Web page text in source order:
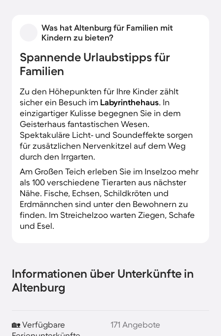
Was hat Altenburg für Familien mit
Kindern zu bieten?
Spannende Urlaubstipps für
Familien
Zu den Höhepunkten für Ihre Kinder zählt
sicher ein Besuch im Labyrinthehaus. In
einzigartiger Kulisse begegnen Sie in dem
Geisterhaus fantastischen Wesen.
Spektakuläre Licht- und Soundeffekte sorgen
für zusätzlichen Nervenkitzel auf dem Weg
durch den Irrgarten.
Am Großen Teich erleben Sie im Inselzoo mehr
als 100 verschiedene Tierarten aus nächster
Nähe. Fische, Echsen, Schildkröten und
Erdmännchen sind unter den Bewohnern zu
finden. Im Streichelzoo warten Ziegen, Schafe
und Esel.
Informationen über Unterkünfte in
Altenburg
🏡 Verfügbare
171 Angebote